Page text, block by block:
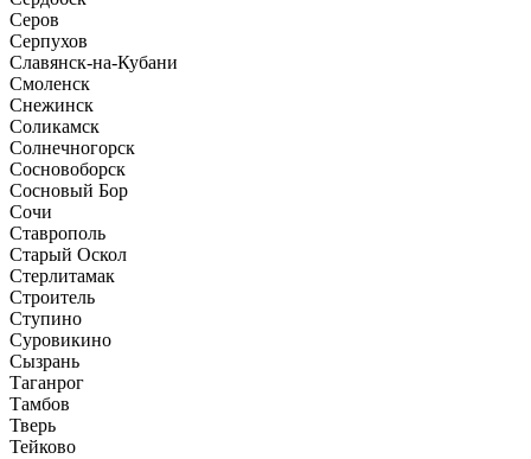
Серов
Серпухов
Славянск-на-Кубани
Смоленск
Снежинск
Соликамск
Солнечногорск
Сосновоборск
Сосновый Бор
Сочи
Ставрополь
Старый Оскол
Стерлитамак
Строитель
Ступино
Суровикино
Сызрань
Таганрог
Тамбов
Тверь
Тейково